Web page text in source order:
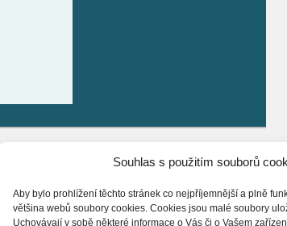
Souhlas s použitím souborů
Aby bylo prohlížení těchto stránek co nejpříjemnější a plně
většina webů soubory cookies. Cookies jsou malé soubory
Uchovávají v sobě některé informace o Vás či o Vašem